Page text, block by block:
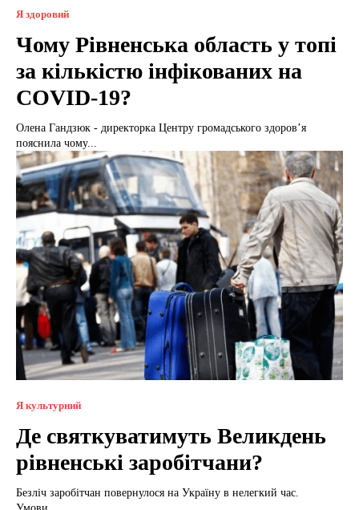
Я здоровий
Чому Рівненська область у топі
за кількістю інфікованих на
COVID-19?
Олена Гандзюк - директорка Центру громадського здоров’я
пояснила чому...
Я культурний
Де святкуватимуть Великдень
рівненські заробітчани?
Безліч заробітчан повернулося на Україну в нелегкий час.